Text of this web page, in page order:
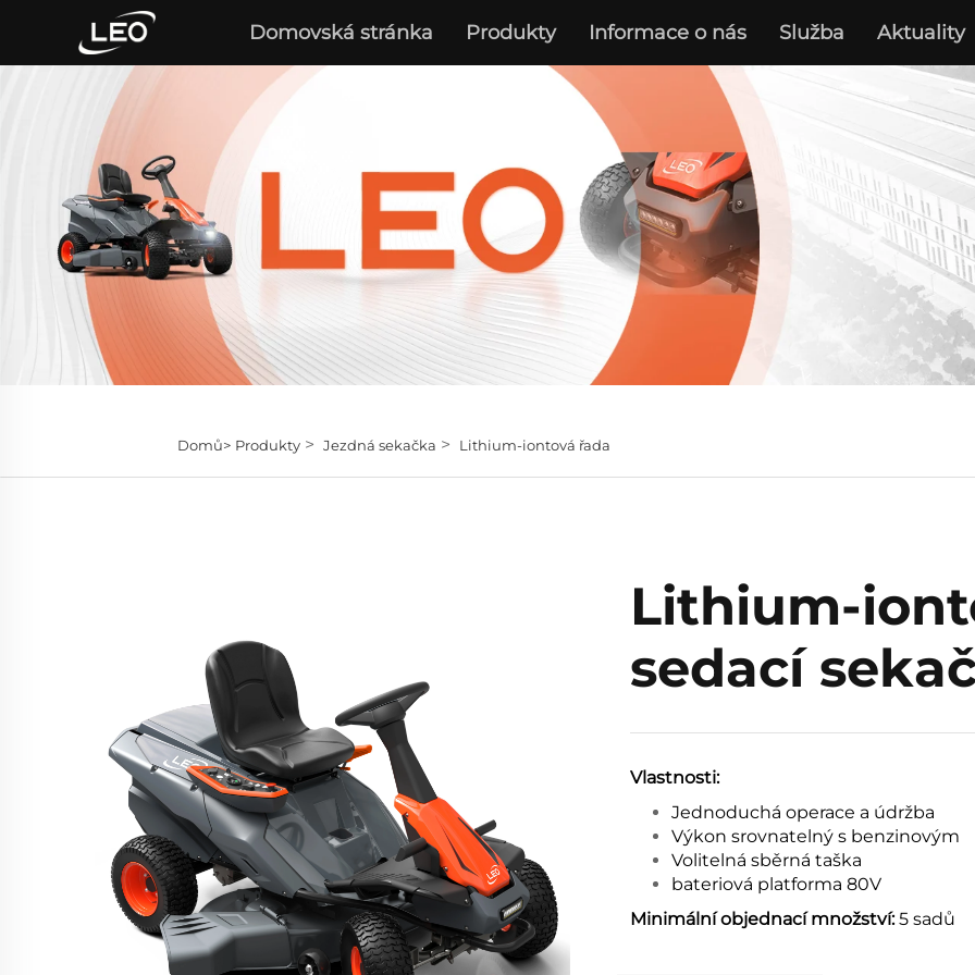
Domovská stránka Produkty Informace o nás Služba Aktuality
Domů> Produkty> Jezdná sekačka > Lithium-iontová řada
Lithium-
sedací
Vlastnosti:
Jednoduchá operace a údržba
Výkon srovnatelný s benzinovým
Volitelná sběrná taška
bateriová platforma 80V
Minimální objednací množství:5 sadů